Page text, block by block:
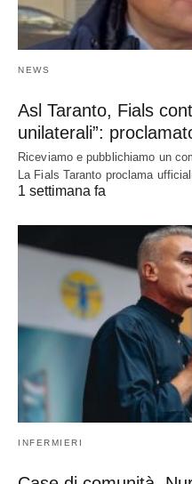
NEWS
Asl Taranto, Fials
unilaterali”:
Riceviamo e pubblichiamo un
La Fials Taranto proclama
1 settimana fa
INFERMIERI